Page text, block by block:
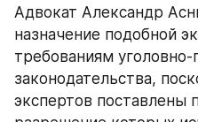
Адвокат Александр
назначение подобной
требованиям уголовно-
законодательства,
экспертов поставлены